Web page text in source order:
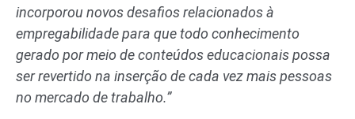
incorporou novos desafios relacionados à
empregabilidade para que todo conhecimento
gerado por meio de conteúdos educacionais possa
ser revertido na inserção de cada vez mais pessoas
no mercado de trabalho.”